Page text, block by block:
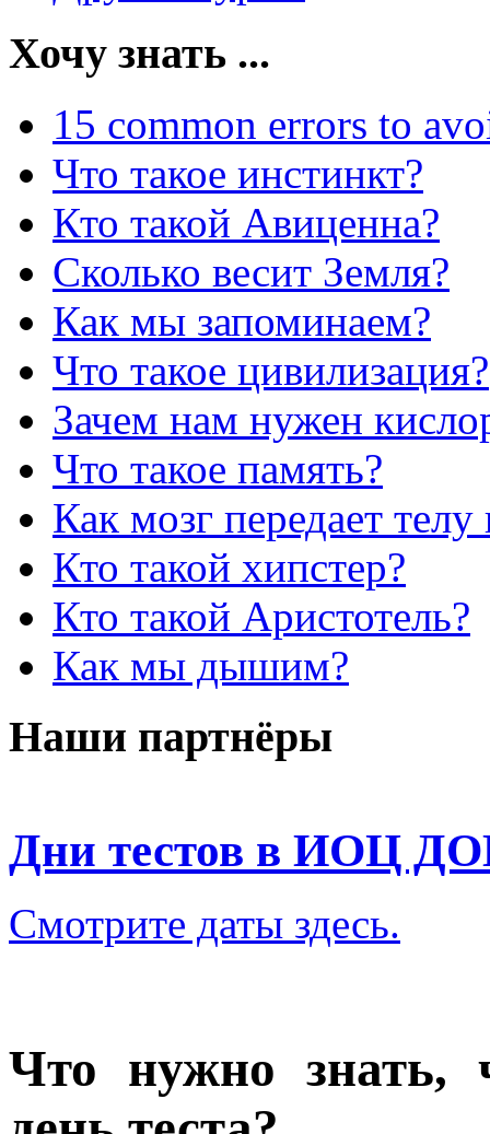
Хочу знать ...
15 common errors to
Что такое инстинкт?
Кто такой Авиценна?
Сколько весит Земля?
Как мы запоминаем?
Что такое цивилизация?
Зачем нам нужен
Что такое память?
Как мозг передает
Кто такой хипстер?
Кто такой Аристотель?
Как мы дышим?
Наши партнёры
Дни тестов в ИОЦ
Смотрите даты здесь.
Что нужно знать,